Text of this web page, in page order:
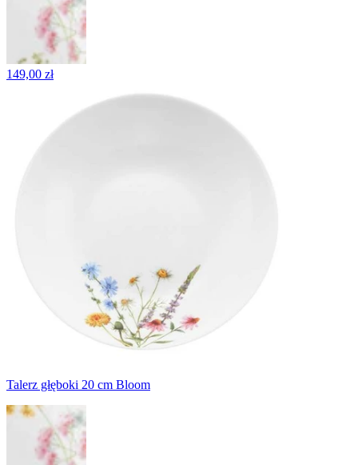
149,00 zł
Talerz głęboki 20 cm Bloom